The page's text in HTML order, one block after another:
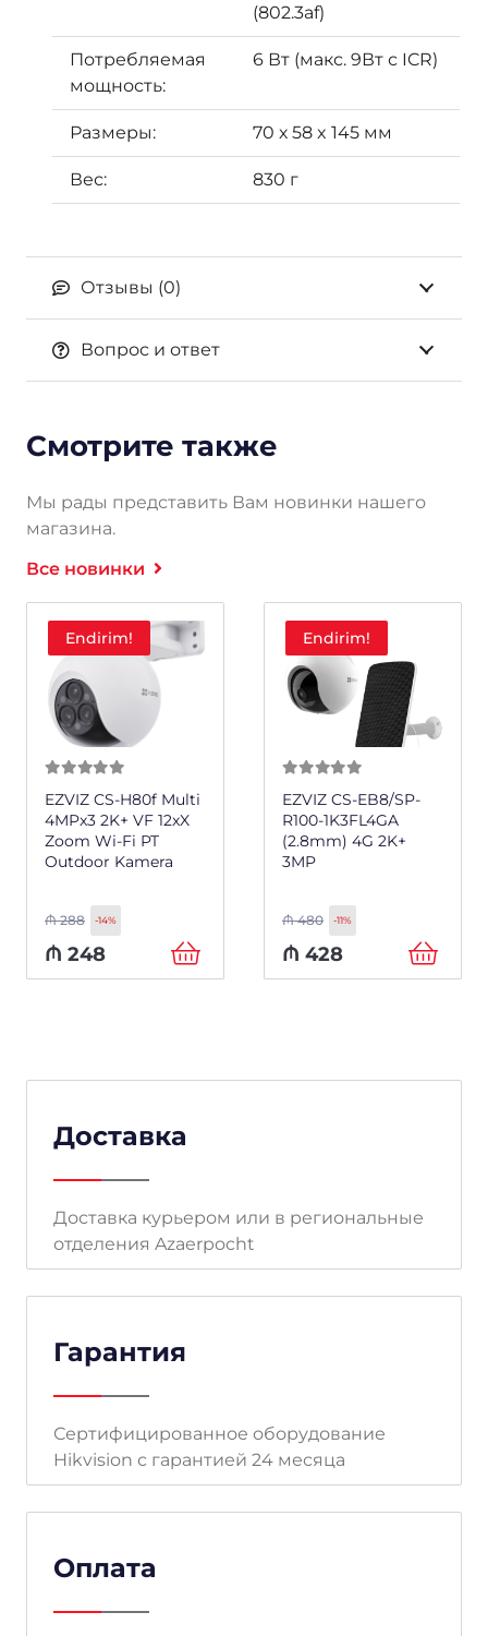
(802.3af)
Потребляемая
мощность:
6 Вт (макс. 9Вт с ICR)
Размеры: 70 х 58 x 145 мм
Вес: 830 г
Отзывы (0)
Вопрос и ответ
Смотрите также
Мы рады представить Вам новинки нашего
магазина.
Все новинки
Endirim!
EZVIZ CS-H80f Multi
4MPx3 2K+ VF 12xX
Zoom Wi-Fi PT
Outdoor Kamera
₼288 -14%
₼ 248
Endirim!
EZVIZ CS-EB8/SP-
R100-1K3FL4GA
(2.8mm) 4G 2K+
3MP
₼480 -11%
₼ 428
Доставка
Доставка курьером или в региональные
отделения Azaerpocht
Гарантия
Сертифицированное оборудование
Hikvision с гарантией 24 месяца
Оплата